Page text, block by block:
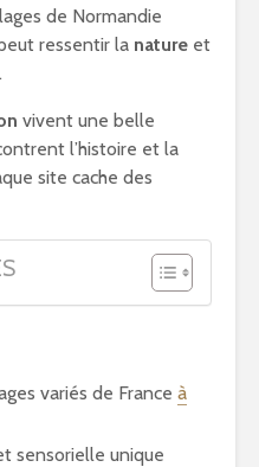
de Normandie
ressentir la nature et
vivent une belle
l’histoire et la
site cache des
variés de France à
sensorielle unique